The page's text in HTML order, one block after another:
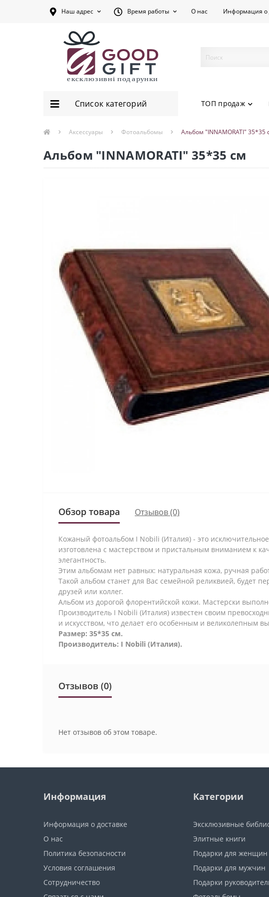
Наш адрес Время работы О нас Информация о
Список категорий ТОП продаж
Аксессуары Фотоальбомы Альбом "INNAMORATI" 35*35
Альбом "INNAMORATI" 35*35 см
Обзор товара Отзывов (0)
Кожаный фотоальбом I Nobili (Италия) - это
изготовлена с мастерством и пристальным вниманием к
элегантность.
Этим альбомам нет равных: натуральная кожа, ручная
Такой альбом станет для Вас семейной реликвией, будет
друзей или коллег.
Альбом из дорогой флорентийской кожи. Мастерски
Производитель I Nobili (Италия) известен своим
и искусством, что делает его особенным и великолепным
Размер: 35*35 см.
Производитель: I Nobili (Италия).
Отзывов (0)
Нет отзывов об этом товаре.
Информация
Информация о доставке
О нас
Политика безопасности
Условия соглашения
Сотрудничество
Категории
Эксклюзивные
Элитные книги
Подарки для женщин
Подарки для мужчин
Подарки